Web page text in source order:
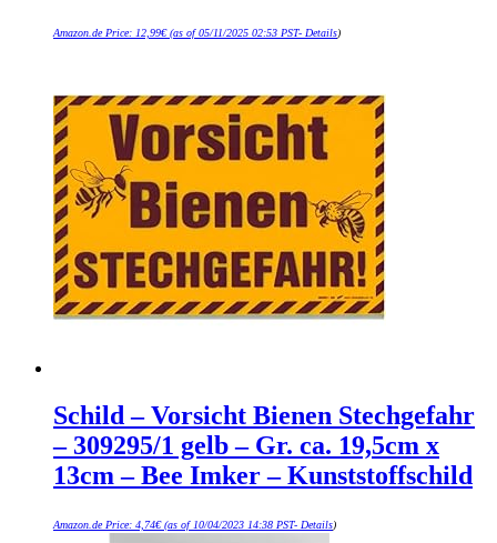
Amazon.de Price: 12,99€(as of 05/11/2025 02:53 PST- Details)
Schild – Vorsicht Bienen Stechgefahr
– 309295/1 gelb – Gr. ca. 19,5cm x
13cm – Bee Imker – Kunststoffschild
Amazon.de Price: 4,74€(as of 10/04/2023 14:38 PST- Details)